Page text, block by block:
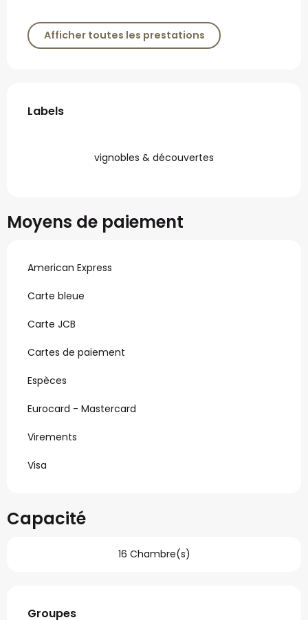
Afficher toutes les prestations
Offres de prestations
Labels
Labels
vignobles & découvertes
Moyens de paiement
American Express
Carte bleue
Carte JCB
Cartes de paiement
Espèces
Eurocard - Mastercard
Virements
Visa
Capacité
16 Chambre(s)
Groupes
Groupes